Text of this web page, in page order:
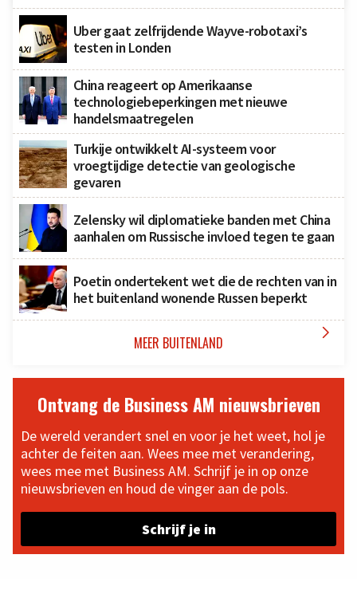
Uber gaat zelfrijdende Wayve-robotaxi’s
testen in Londen
China reageert op Amerikaanse
technologiebeperkingen met nieuwe
handelsmaatregelen
Turkije ontwikkelt AI-systeem voor
vroegtijdige detectie van geologische
gevaren
Zelensky wil diplomatieke banden met China
aanhalen om Russische invloed tegen te gaan
Poetin ondertekent wet die de rechten van in
het buitenland wonende Russen beperkt
MEER BUITENLAND 
Ontvang de Business AM nieuwsbrieven
De wereld verandert snel en voor je het weet, hol je
achter de feiten aan. Wees mee met verandering,
wees mee met Business AM. Schrijf je in op onze
nieuwsbrieven en houd de vinger aan de pols.
Schrijf je in